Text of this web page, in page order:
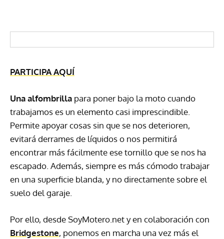
PARTICIPA AQUÍ
Una alfombrilla para poner bajo la moto cuando
trabajamos es un elemento casi imprescindible.
Permite apoyar cosas sin que se nos deterioren,
evitará derrames de líquidos o nos permitirá
encontrar más fácilmente ese tornillo que se nos ha
escapado. Además, siempre es más cómodo trabajar
en una superficie blanda, y no directamente sobre el
suelo del garaje.
Por ello, desde SoyMotero.net y en colaboración con
Bridgestone, ponemos en marcha una vez más el